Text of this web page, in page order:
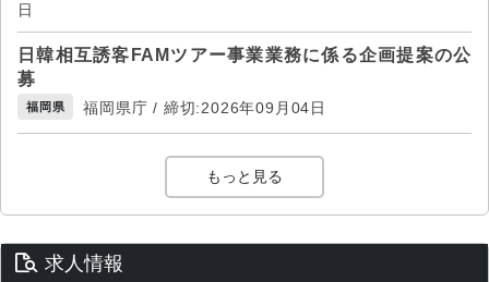
日
日韓相互誘客FAMツアー事業業務に係る企画提案の公
募
福岡県 福岡県庁 / 締切:2026年09月04日
もっと見る
求人情報